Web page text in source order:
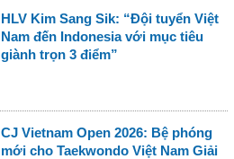
HLV Kim Sang Sik: “Đội tuyển Việt
Nam đến Indonesia với mục tiêu
giành trọn 3 điểm”
CJ Vietnam Open 2026: Bệ phóng
mới cho Taekwondo Việt Nam Giải